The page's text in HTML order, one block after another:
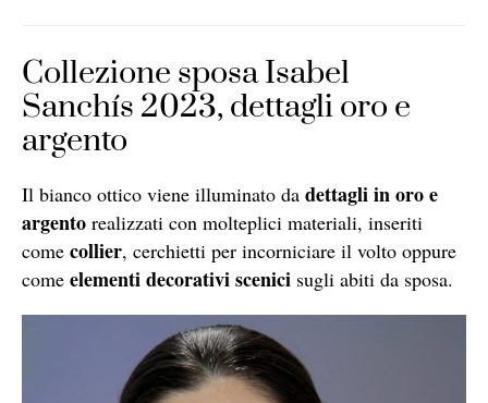
Collezione sposa Isabel
Sanchís 2023, dettagli oro e
argento
Il bianco ottico viene illuminato da dettagli in oro e
argento realizzati con molteplici materiali, inseriti
come collier, cerchietti per incorniciare il volto oppure
come elementi decorativi scenici sugli abiti da sposa.